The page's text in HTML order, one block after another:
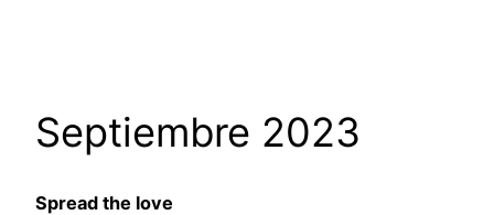
Septiembre 2023
Spread the love